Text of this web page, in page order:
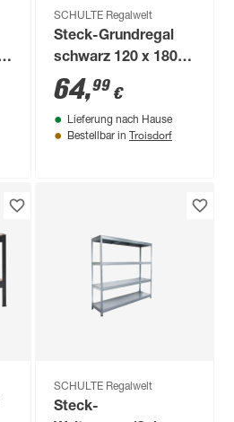
SCHULTE Regalwelt
Steck-Grundregal
schwarz 120 x 180 x
40 cm, 4 Böden à 65
kg
64,99 €
Lieferung nach Hause
Bestellbar in Troisdorf
SCHULTE Regalwelt
Steck-